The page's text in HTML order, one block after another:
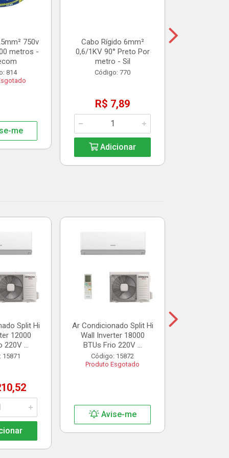
750v
metros -
814
me
Cabo Rígido 6mm²
0,6/1KV 90° Preto Por
metro - Sil
Código: 770
R$ 7,89
Adicionar
Split Hi
12000
220V ...
15871
Ar Condicionado Split Hi
Wall Inverter 18000
BTUs Frio 220V ...
Código: 15872
Produto Esgotado
Avise-me